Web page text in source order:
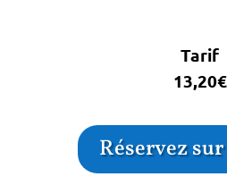
Tarif
13,20€
Réservez